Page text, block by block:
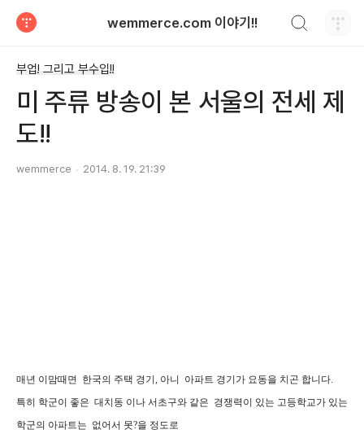
wemmerce.com 이야기!!
부업! 그리고 부수입!!
미 주류 방송이 본 서울의 전세 제
도!!
wemmerce 2014. 8. 19. 21:39
매년 이맘때면 한국의 주택 경기, 아니 아파트 경기가 요동을 치곤 합니다.
특히 학군이 좋은 대치동 이나 서초구와 같은 경쟁력이 있는 고등학교가 있는
학군의 아파트는 없어서 못?을 정도로